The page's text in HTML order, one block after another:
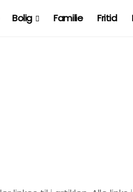
Bolig Familie Fritid